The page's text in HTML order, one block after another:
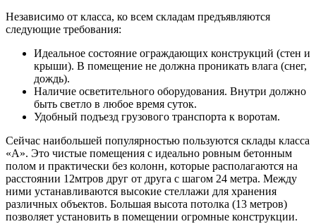
Независимо от класса, ко всем складам предъявляются
следующие требования:
Идеальное состояние ограждающих конструкций (стен и
крыши). В помещение не должна проникать влага (снег,
дождь).
Наличие осветительного оборудования. Внутри должно
быть светло в любое время суток.
Удобный подъезд грузового транспорта к воротам.
Сейчас наибольшей популярностью пользуются склады класса
«А». Это чистые помещения с идеально ровным бетонным
полом и практически без колонн, которые располагаются на
расстоянии 12мтров друг от друга с шагом 24 метра. Между
ними устанавливаются высокие стеллажи для хранения
различных объектов. Большая высота потолка (13 метров)
позволяет установить в помещении огромные конструкции.